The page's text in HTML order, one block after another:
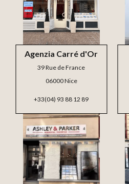
Agenzia Carré d'Or
39 Rue de France
06000 Nice
+33(04) 93 88 12 89